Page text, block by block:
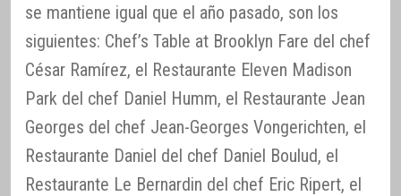
se mantiene igual que el año pasado, son los
siguientes: Chef’s Table at Brooklyn Fare del chef
César Ramírez, el Restaurante Eleven Madison
Park del chef Daniel Humm, el Restaurante Jean
Georges del chef Jean-Georges Vongerichten, el
Restaurante Daniel del chef Daniel Boulud, el
Restaurante Le Bernardin del chef Eric Ripert, el